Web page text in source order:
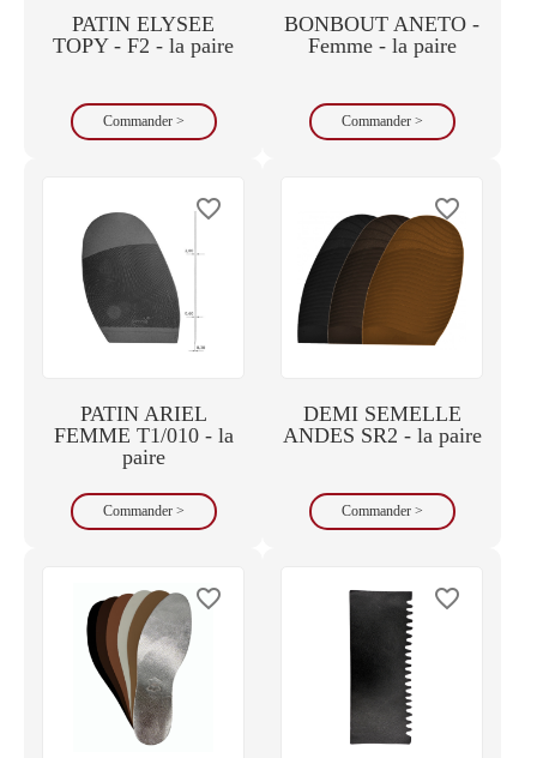
PATIN ELYSEE
TOPY - F2 - la paire
Commander >
BONBOUT ANETO -
Femme - la paire
Commander >
favorite_border
PATIN ARIEL
FEMME T1/010 - la
paire
Commander >
favorite_border
DEMI SEMELLE
ANDES SR2 - la paire
Commander >
favorite_border favorite_border